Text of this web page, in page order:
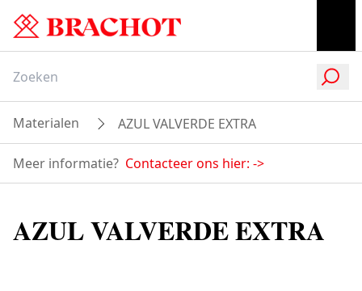
Materialen AZUL VALVERDE EXTRA
Meer informatie? Contacteer ons hier: ->
AZUL VALVERDE EXTRA